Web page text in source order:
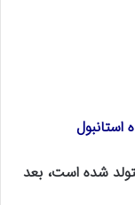
استانبول متولد شده است، بعد